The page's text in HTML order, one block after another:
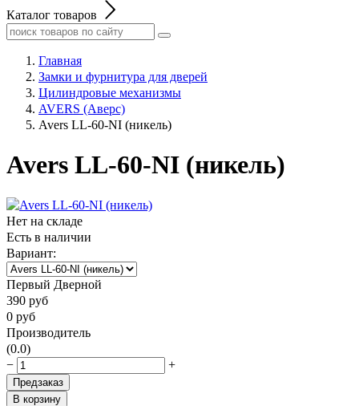
Каталог товаров
Главная
Замки и фурнитура для дверей
Цилиндровые механизмы
AVERS (Аверс)
Avers LL-60-NI (никель)
Avers LL-60-NI (никель)
Нет на складе
Есть в наличии
Вариант:
Первый Дверной
390 руб
0 руб
Производитель
(0.0)
− +
Предзаказ
В корзину